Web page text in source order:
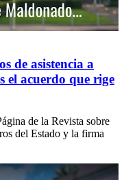
de asistencia a
el acuerdo que rige
de la Revista sobre
del Estado y la firma